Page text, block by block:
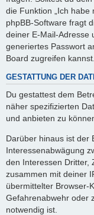
die Funktion „Ich habe
phpBB-Software fragt
deiner E-Mail-Adresse
generiertes Passwort
Board zugreifen kannst.
GESTATTUNG DER
Du gestattest dem
näher spezifizierten
und anbieten zu
Darüber hinaus ist der
Interessenabwägung
den Interessen Dritter,
zusammen mit deiner
übermittelter Browser-
Gefahrenabwehr oder
notwendig ist.